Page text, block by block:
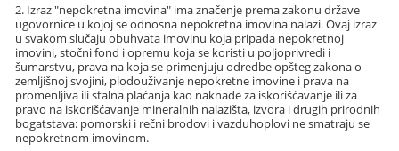
2. Izraz "nepokretna imovina" ima značenje prema zakonu države
ugovornice u kojoj se odnosna nepokretna imovina nalazi. Ovaj izraz
u svakom slučaju obuhvata imovinu koja pripada nepokretnoj
imovini, stočni fond i opremu koja se koristi u poljoprivredi i
šumarstvu, prava na koja se primenjuju odredbe opšteg zakona o
zemljišnoj svojini, plodouživanje nepokretne imovine i prava na
promenljiva ili stalna plaćanja kao naknade za iskorišćavanje ili za
pravo na iskorišćavanje mineralnih nalazišta, izvora i drugih prirodnih
bogatstava: pomorski i rečni brodovi i vazduhoplovi ne smatraju se
nepokretnom imovinom.